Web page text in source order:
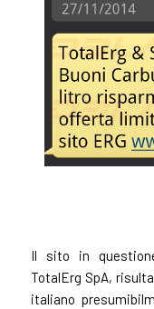
Il sito in
TotalErg SpA,
italiano